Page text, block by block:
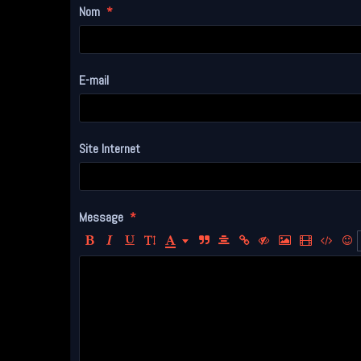
Nom
E-mail
Site Internet
Message